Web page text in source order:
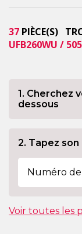
37 PIÈCE(S)
UFB260WU /
1. Cherchez
dessous
2. Tapez
Voir toutes les